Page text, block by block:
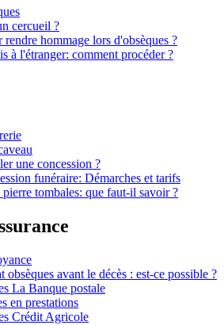
cercueil ?
hommage lors d'obsèques ?
à l'étranger: comment procéder ?
une concession ?
funéraire: Démarches et tarifs
tombales: que faut-il savoir ?
obsèques avant le décès : est-ce possible ?
La Banque postale
en prestations
Crédit Agricole